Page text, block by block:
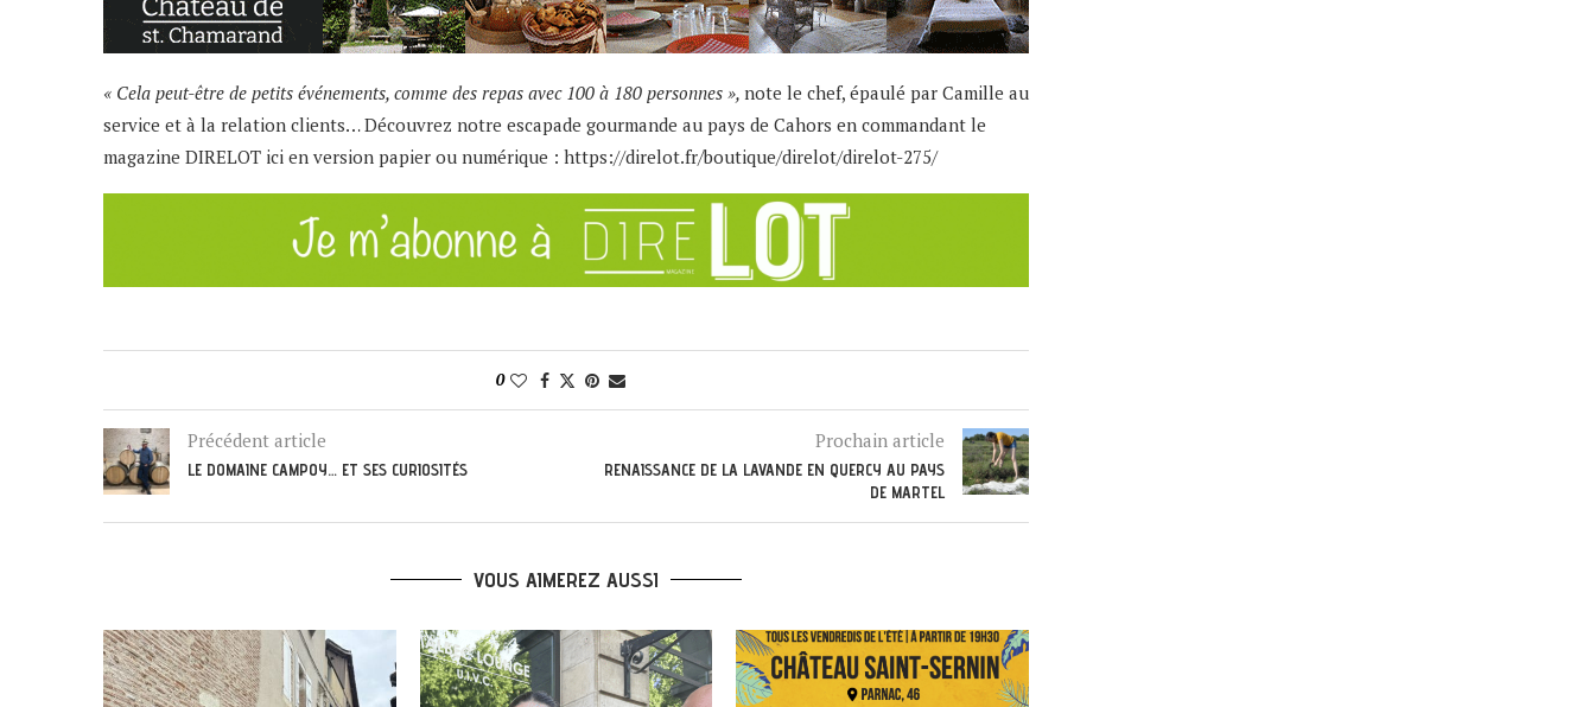
« Cela peut-être de petits événements, comme des repas avec 100 à 180 personnes », note le chef, épaulé par Camille au
service et à la relation clients… Découvrez notre escapade gourmande au pays de Cahors en commandant le
magazine DIRELOT ici en version papier ou numérique : https://direlot.fr/boutique/direlot/direlot-275/
0
Précédent article
LE DOMAINE CAMPOY… ET SES CURIOSITÉS
Prochain article
RENAISSANCE DE LA LAVANDE EN QUERCY AU PAYS
DE MARTEL
VOUS AIMEREZ AUSSI